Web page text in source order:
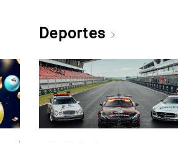
Deportes